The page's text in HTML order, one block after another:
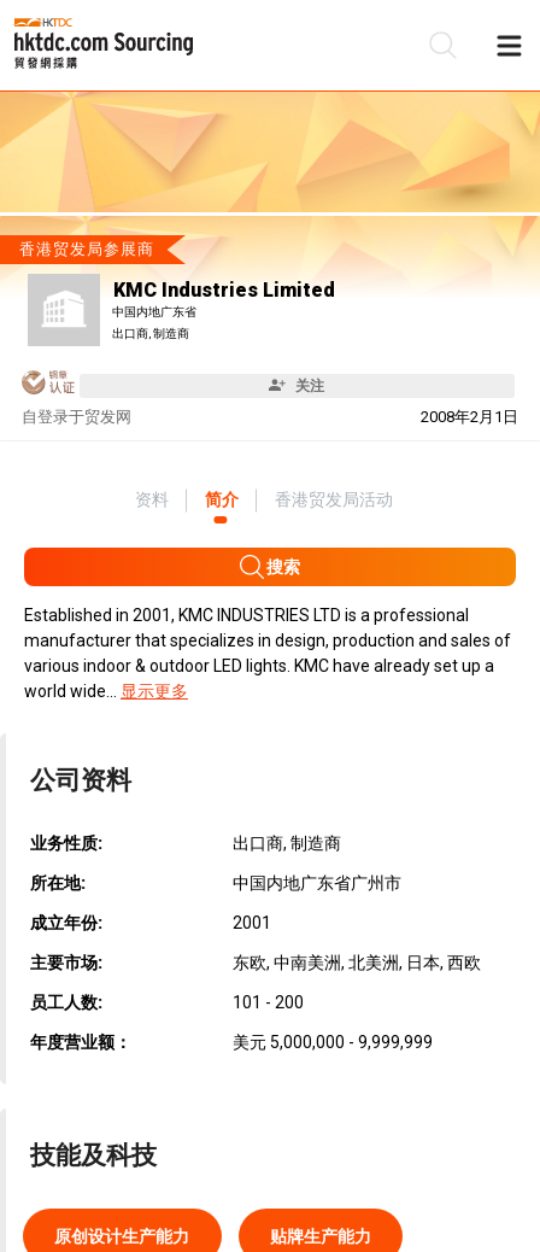
香港贸发局参展商
KMC Industries Limited
中国内地广东省
出口商, 制造商
关注
自 2008年2月1日
登录于贸发网
资料 简介 香港贸发局活动
搜索
Established in 2001, KMC INDUSTRIES LTD is a professional
manufacturer that specializes in design, production and sales of
various indoor & outdoor LED lights. KMC have already set up a
world wide...
显示更多
公司资料
业务性质: 出口商, 制造商
所在地: 中国内地广东省广州市
成立年份: 2001
主要市场: 东欧, 中南美洲, 北美洲, 日本, 西欧
员工人数: 101 - 200
年度营业额： 美元 5,000,000 - 9,999,999
技能及科技
原创设计生产能力 贴牌生产能力